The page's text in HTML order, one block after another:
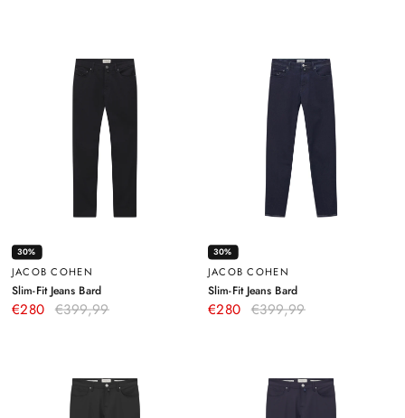
30%
JACOB COHEN
Slim-Fit Jeans Bard–
Schwarz
€280 €399,99
30%
JACOB COHEN
Slim-Fit Jeans Bard–
Dunkelblau
€280 €399,99